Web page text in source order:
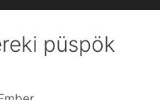
püspök